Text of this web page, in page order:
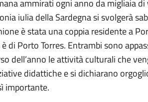
ammirati ogni anno da migliaia
iulia della Sardegna si svolgerà
è stata una coppia residente a
di Porto Torres. Entrambi sono
dell’anno le attività culturali che
didattiche e si dichiarano
importante.